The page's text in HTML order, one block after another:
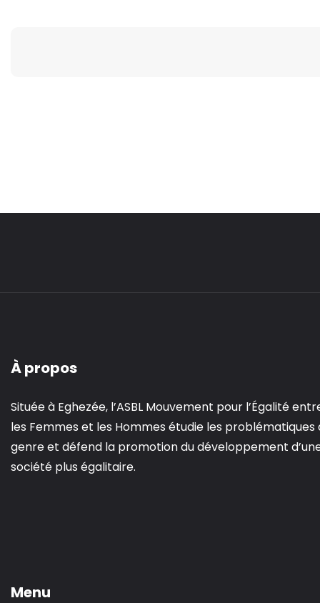
À propos
Située à Eghezée, l’ASBL Mouvement pour l’Égalité
les Femmes et les Hommes étudie les problématiques
genre et défend la promotion du développement
société plus égalitaire.
Menu